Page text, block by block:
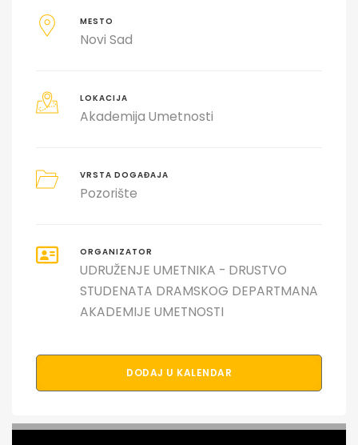
MESTO
Novi Sad
LOKACIJA
Akademija Umetnosti
VRSTA DOGAĐAJA
Pozorište
ORGANIZATOR
UDRUŽENJE UMETNIKA - DRUSTVO
STUDENATA DRAMSKOG DEPARTMANA
AKADEMIJE UMETNOSTI
DODAJ U KALENDAR